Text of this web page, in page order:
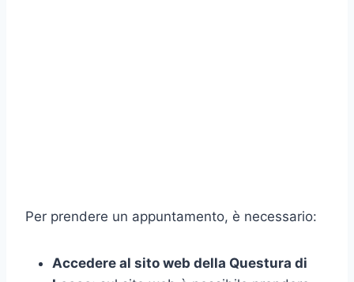
Per prendere un appuntamento, è necessario:
Accedere al sito web della Questura di